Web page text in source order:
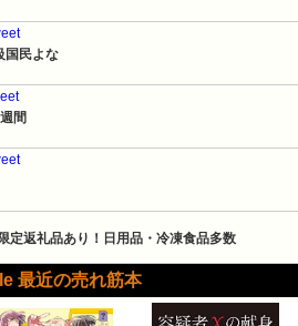
国民よな
間
定返礼品あり！日用品・冷凍食品多数
最近の売れ筋本